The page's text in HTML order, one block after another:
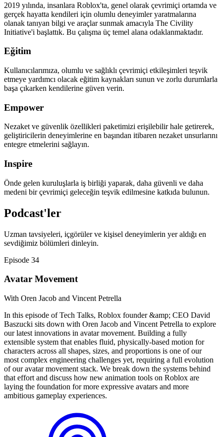
2019 yılında, insanlara Roblox'ta, genel olarak çevrimiçi ortamda ve
gerçek hayatta kendileri için olumlu deneyimler yaratmalarına
olanak tanıyan bilgi ve araçlar sunmak amacıyla The Civility
Initiative'i başlattık. Bu çalışma üç temel alana odaklanmaktadır.
Eğitim
Kullanıcılarımıza, olumlu ve sağlıklı çevrimiçi etkileşimleri teşvik
etmeye yardımcı olacak eğitim kaynakları sunun ve zorlu durumlarla
başa çıkarken kendilerine güven verin.
Empower
Nezaket ve güvenlik özellikleri paketimizi erişilebilir hale getirerek,
geliştiricilerin deneyimlerine en başından itibaren nezaket unsurlarını
entegre etmelerini sağlayın.
Inspire
Önde gelen kuruluşlarla iş birliği yaparak, daha güvenli ve daha
medeni bir çevrimiçi geleceğin teşvik edilmesine katkıda bulunun.
Podcast'ler
Uzman tavsiyeleri, içgörüler ve kişisel deneyimlerin yer aldığı en
sevdiğimiz bölümleri dinleyin.
Episode 34
Avatar Movement
With Oren Jacob and Vincent Petrella
In this episode of Tech Talks, Roblox founder &amp; CEO David
Baszucki sits down with Oren Jacob and Vincent Petrella to explore
our latest innovations in avatar movement. Building a fully
extensible system that enables fluid, physically-based motion for
characters across all shapes, sizes, and proportions is one of our
most complex engineering challenges yet, requiring a full evolution
of our avatar movement stack. We break down the systems behind
that effort and discuss how new animation tools on Roblox are
laying the foundation for more expressive avatars and more
ambitious gameplay experiences.